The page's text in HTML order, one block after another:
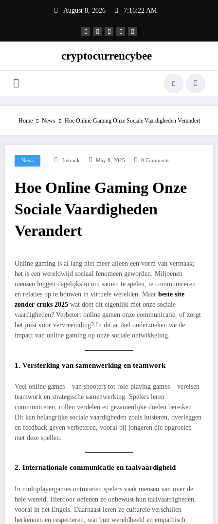
August 8, 2026 7:16:23 AM
cryptocurrencybee
Home News Hoe Online Gaming Onze Sociale Vaardigheden Verandert
News Letrank May 8, 2025 0 Comments
Hoe Online Gaming Onze
Sociale Vaardigheden
Verandert
Online gaming is al lang niet meer alleen een vorm van vermaak;
het is een wereldwijd sociaal fenomeen geworden. Miljoenen
mensen loggen dagelijks in om samen te spelen, te communiceren
en relaties op te bouwen in virtuele werelden. Maar beste site
zonder cruks 2025 wat doet dit eigenlijk met onze sociale
vaardigheden? Verbetert online gamen onze communicatie, of zorgt
het juist voor vervreemding? In dit artikel onderzoeken we de
impact van online gaming op onze sociale ontwikkeling.
1. Versterking van samenwerking en teamwork
Veel online games – van shooters tot role-playing games – vereisen
teamwork en strategische samenwerking. Spelers leren
communiceren, rollen verdelen en gezamenlijke doelen bereiken.
Dit kan belangrijke sociale vaardigheden zoals luisteren, overleggen
en feedback geven verbeteren, vooral bij jongeren die opgroeien
met deze spellen.
2. Internationale communicatie en taalvaardigheid
In multiplayergames ontmoeten spelers vaak mensen van over de
hele wereld. Hierdoor oefenen ze onbewust hun taalvaardigheden,
vooral in het Engels. Daarnaast leren ze culturele verschillen
herkennen en respecteren, wat hun wereldbeeld en empathisch